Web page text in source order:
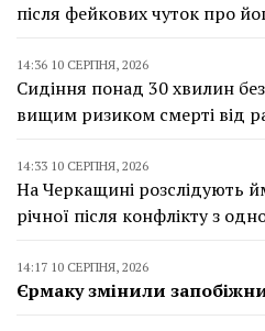
після фейкових чуток про
14:36 10 СЕРПНЯ, 2026
Сидіння понад 30 хвилин
вищим ризиком смерті від
14:33 10 СЕРПНЯ, 2026
На Черкащині розслідують
річної після конфлікту з
14:17 10 СЕРПНЯ, 2026
Єрмаку змінили